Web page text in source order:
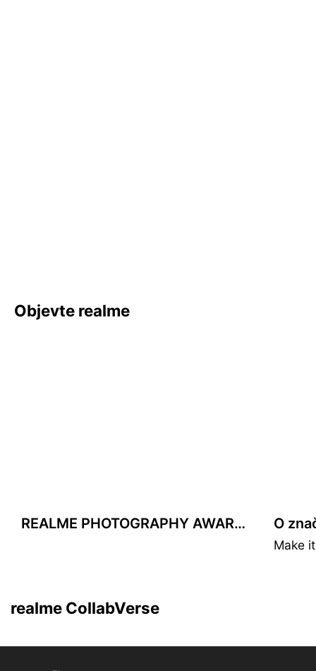
Objevte realme
REALME PHOTOGRAPHY AWARDS O
Make
realme CollabVerse
realme & Matteo Menotto